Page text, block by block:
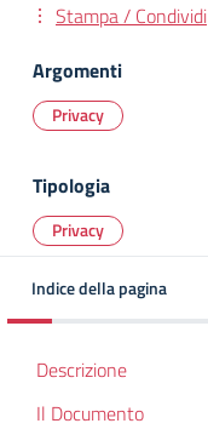
Stampa / Condividi
Argomenti
Privacy
Tipologia
Privacy
Indice della pagina
Descrizione
Il Documento